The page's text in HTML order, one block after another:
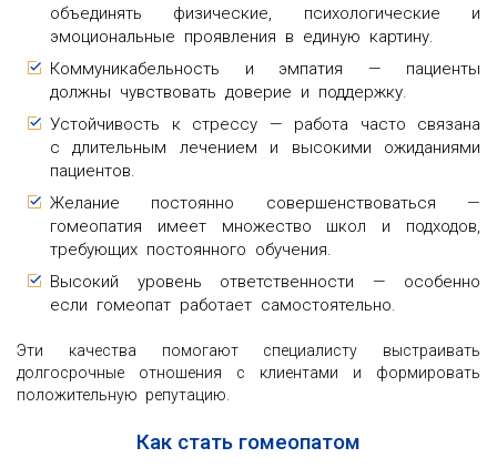
объединять физические, психологические и
эмоциональные проявления в единую картину.
Коммуникабельность и эмпатия — пациенты
должны чувствовать доверие и поддержку.
Устойчивость к стрессу — работа часто связана
с длительным лечением и высокими ожиданиями
пациентов.
Желание постоянно совершенствоваться —
гомеопатия имеет множество школ и подходов,
требующих постоянного обучения.
Высокий уровень ответственности — особенно
если гомеопат работает самостоятельно.
Эти качества помогают специалисту выстраивать
долгосрочные отношения с клиентами и формировать
положительную репутацию.
Как стать гомеопатом